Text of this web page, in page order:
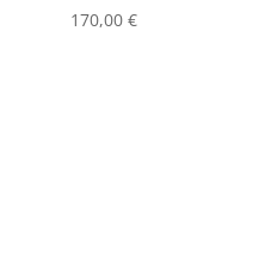
170,00 €